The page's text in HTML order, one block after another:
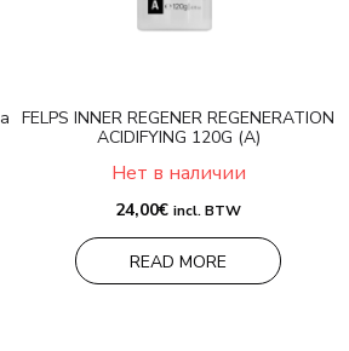
FELPS INNER REGENER REGENERATION
ACIDIFYING 120G (A)
Нет в наличии
24,00€ incl. BTW
READ MORE